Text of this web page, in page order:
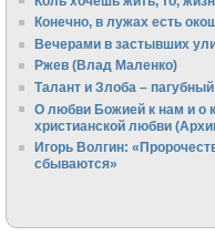
Конечно, в лужах есть
Вечерами в застывших
Ржев (Влад Маленко)
Талант и Злоба –
О любви Божией к нам и о
христианской любви
Игорь Волгин:
сбываются»